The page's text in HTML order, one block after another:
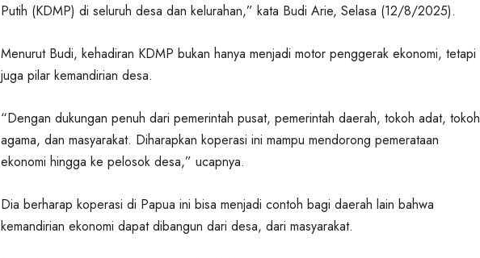
Putih (KDMP) di seluruh desa dan kelurahan,” kata Budi Arie, Selasa (12/8/2025).
Menurut Budi, kehadiran KDMP bukan hanya menjadi motor penggerak ekonomi, tetapi
juga pilar kemandirian desa.
“Dengan dukungan penuh dari pemerintah pusat, pemerintah daerah, tokoh adat, tokoh
agama, dan masyarakat. Diharapkan koperasi ini mampu mendorong pemerataan
ekonomi hingga ke pelosok desa,” ucapnya.
Dia berharap koperasi di Papua ini bisa menjadi contoh bagi daerah lain bahwa
kemandirian ekonomi dapat dibangun dari desa, dari masyarakat.